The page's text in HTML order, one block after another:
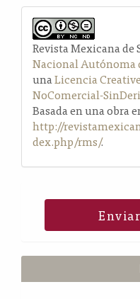
Revista Mexicana
Nacional Autónoma
unaLicencia
NoComercial-
Basada en una obra
http://
dex.php/rms/.